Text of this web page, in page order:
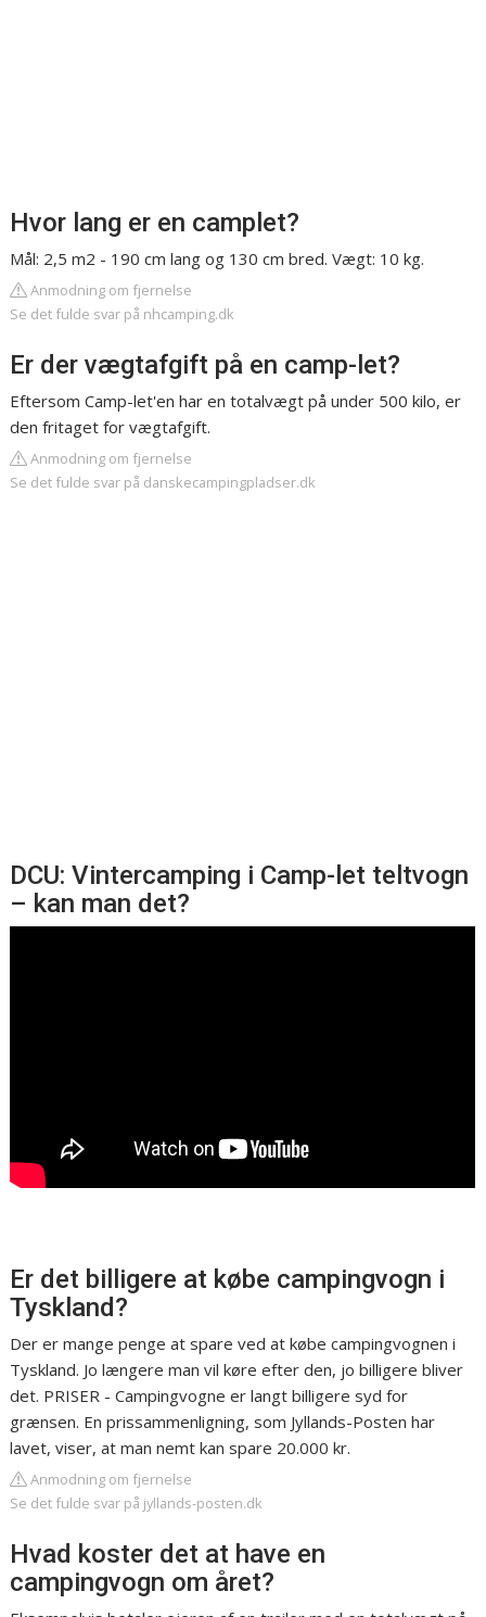
Hvor lang er en camplet?
Mål: 2,5 m2 - 190 cm lang og 130 cm bred. Vægt: 10 kg.
Anmodning om fjernelse
Se det fulde svar på nhcamping.dk
Er der vægtafgift på en camp-let?
Eftersom Camp-let'en har en totalvægt på under 500 kilo, er
den fritaget for vægtafgift.
Anmodning om fjernelse
Se det fulde svar på danskecampingpladser.dk
DCU: Vintercamping i Camp-let teltvogn
– kan man det?
Er det billigere at købe campingvogn i
Tyskland?
Der er mange penge at spare ved at købe campingvognen i
Tyskland. Jo længere man vil køre efter den, jo billigere bliver
det. PRISER - Campingvogne er langt billigere syd for
grænsen. En prissammenligning, som Jyllands-Posten har
lavet, viser, at man nemt kan spare 20.000 kr.
Anmodning om fjernelse
Se det fulde svar på jyllands-posten.dk
Hvad koster det at have en
campingvogn om året?